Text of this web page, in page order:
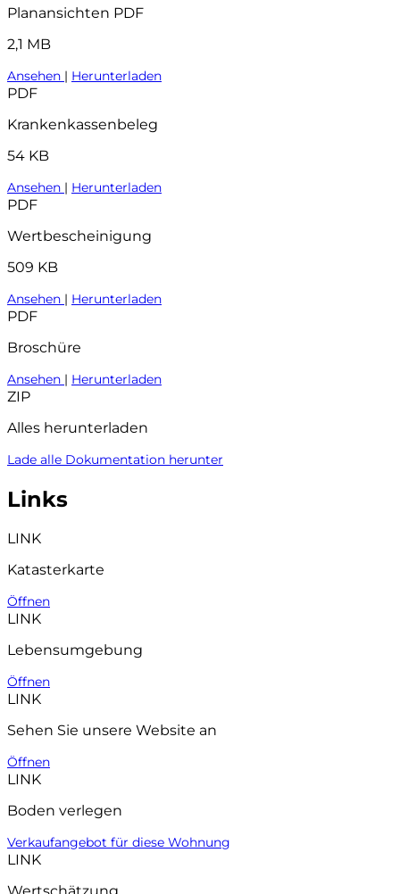
Planansichten PDF
2,1 MB
Ansehen | Herunterladen
PDF
Krankenkassenbeleg
54 KB
Ansehen | Herunterladen
PDF
Wertbescheinigung
509 KB
Ansehen | Herunterladen
PDF
Broschüre
Ansehen | Herunterladen
ZIP
Alles herunterladen
Lade alle Dokumentation herunter
Links
LINK
Katasterkarte
Öffnen
LINK
Lebensumgebung
Öffnen
LINK
Sehen Sie unsere Website an
Öffnen
LINK
Boden verlegen
Verkaufangebot für diese Wohnung
LINK